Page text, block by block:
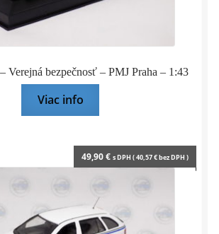
bezpečnosť – PMJ Praha – 1:43
Viac info
49,90€ s DPH (40,57€bez DPH )